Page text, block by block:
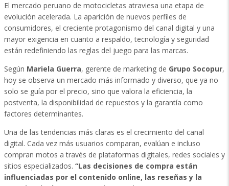
El mercado peruano de motocicletas atraviesa una etapa de
evolución acelerada. La aparición de nuevos perfiles de
consumidores, el creciente protagonismo del canal digital y una
mayor exigencia en cuanto a respaldo, tecnología y seguridad
están redefiniendo las reglas del juego para las marcas.
Según Mariela Guerra, gerente de marketing de Grupo Socopur,
hoy se observa un mercado más informado y diverso, que ya no
solo se guía por el precio, sino que valora la eficiencia, la
postventa, la disponibilidad de repuestos y la garantía como
factores determinantes.
Una de las tendencias más claras es el crecimiento del canal
digital. Cada vez más usuarios comparan, evalúan e incluso
compran motos a través de plataformas digitales, redes sociales y
sitios especializados. “Las decisiones de compra están
influenciadas por el contenido online, las reseñas y la